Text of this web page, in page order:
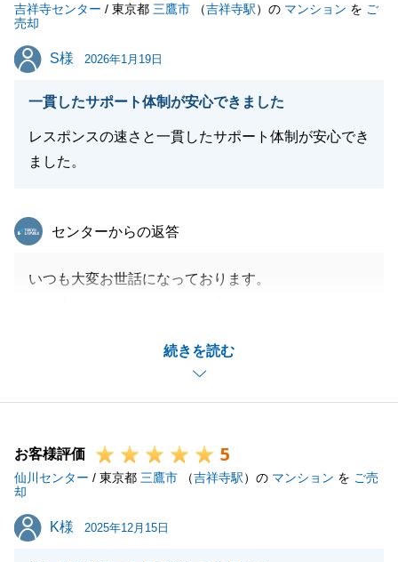
吉祥寺センター / 東京都 三鷹市 （吉祥寺駅）の マンション を ご
売却
S様
S様 2026年1月19日
一貫したサポート体制が安心できました
レスポンスの速さと一貫したサポート体制が安心でき
ました。
続きを読む
東急リバブル
センターからの返答
いつも大変お世話になっております。
私が日頃から最も大切にしている「レスポンスの速
さ」と「一貫したサポート」について評価いただけた
こと、何よりの励みになります。
安を感じさせてはならないという思いで取り組んでま
いりました。
肩の荷が下りたような、嬉しい気持ちでいっぱいで
お客様評価 5
仙川センター / 東京都 三鷹市 （吉祥寺駅）の マンション を ご売
却
K様
K様 2025年12月15日